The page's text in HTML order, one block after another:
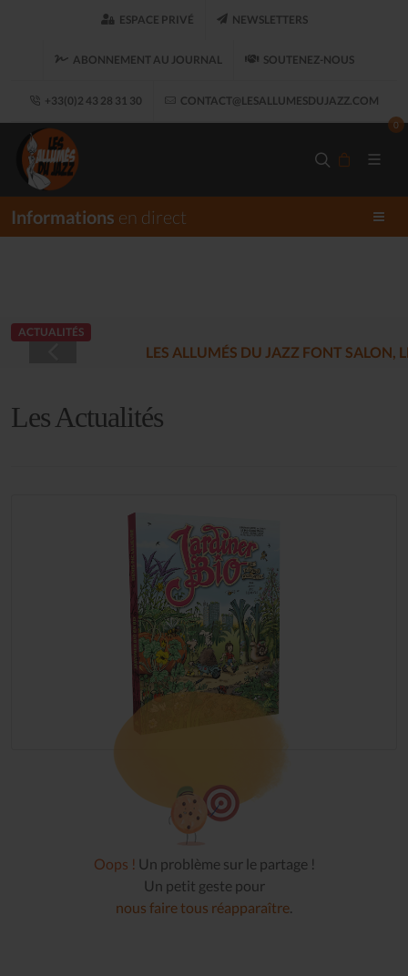
ESPACE PRIVÉ NEWSLETTERS
ABONNEMENT AU JOURNAL SOUTENEZ-NOUS
+33(0)2 43 28 31 30 CONTACT@LESALLUMESDUJAZZ.COM
0
Informations en direct
ACTUALITÉS
LES ALLUMÉS DU JAZZ FONT SALON, LE
Les Actualités
Oops ! Un problème sur le partage !
Un petit geste pour
nous faire tous réapparaître.